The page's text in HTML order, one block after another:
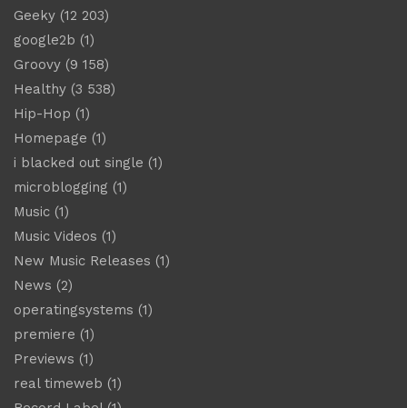
Geeky (12 203)
google2b (1)
Groovy (9 158)
Healthy (3 538)
Hip-Hop (1)
Homepage (1)
i blacked out single (1)
microblogging (1)
Music (1)
Music Videos (1)
New Music Releases (1)
News (2)
operatingsystems (1)
premiere (1)
Previews (1)
real timeweb (1)